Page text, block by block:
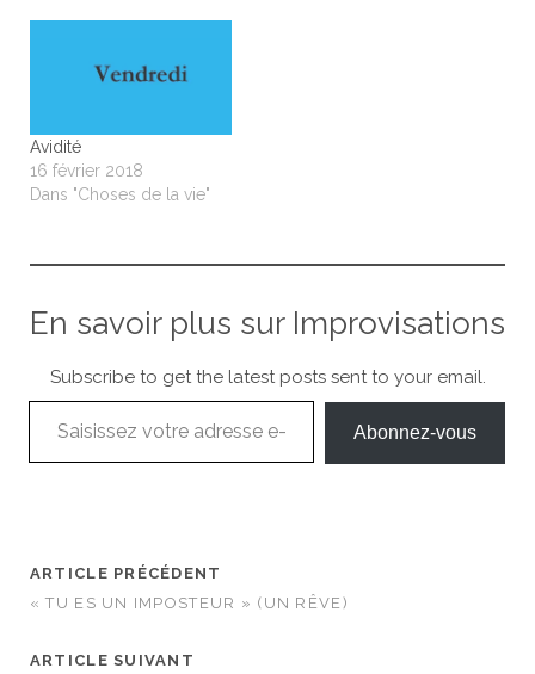
Avidité
16 février 2018
Dans "Choses de la vie"
En savoir plus sur Improvisations
Subscribe to get the latest posts sent to your email.
Saisissez votre adresse e-mail…
Abonnez-vous
ARTICLE PRÉCÉDENT
« TU ES UN IMPOSTEUR » (UN RÊVE)
ARTICLE SUIVANT